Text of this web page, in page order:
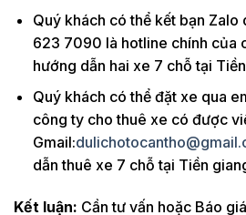
Quý khách có thể kết bạn Zalo
623 7090 là hotline chính của
hướng dẫn hai xe 7 chỗ tại
Quý khách có thể đặt xe qua
công ty cho thuê xe có được
Gmail:
dẫn thuê xe 7 chỗ tại Tiền
Kết luận: Cần tư vấn hoặc Báo